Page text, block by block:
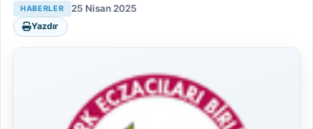
HABERLER 25 Nisan 2025
Yazdır